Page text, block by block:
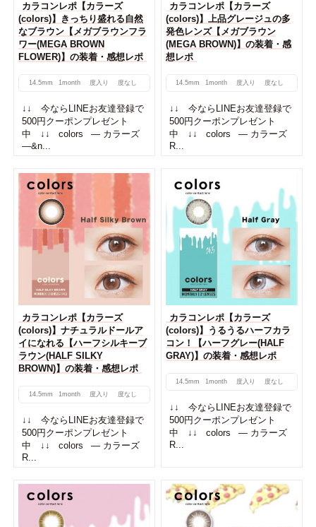
カラコンレポ【カラーズ
(colors)】きっちり盛れる自然
なブラウン【メガブラウンフラ
ワー(MEGA BROWN
FLOWER)】の装着・感想レポ
14.5mm 1month 度入り 度なし
↓↓ 今ならLINEお友達登録で
500円クーポンプレゼント
中 ↓↓ colors — カラーズ
—&n...
カラコンレポ【カラーズ
(colors)】上品グレージュの多
発色レンズ【メガブラウン
(MEGA BROWN)】の装着・感
想レポ
14.5mm 1month 度入り 度なし
↓↓ 今ならLINEお友達登録で
500円クーポンプレゼント
中 ↓↓ colors — カラーズ
R...
カラコンレポ【カラーズ
(colors)】ナチュラルドールア
イになれる【ハーフシルキーブ
ラウン(HALF SILKY
BROWN)】の装着・感想レポ
14.5mm 1month 度入り 度なし
↓↓ 今ならLINEお友達登録で
500円クーポンプレゼント
中 ↓↓ colors — カラーズ
R...
カラコンレポ【カラーズ
(colors)】うるうるハーフカラ
コン！【ハーフグレー(HALF
GRAY)】の装着・感想レポ
14.5mm 1month 度入り 度なし
↓↓ 今ならLINEお友達登録で
500円クーポンプレゼント
中 ↓↓ colors — カラーズ
R...